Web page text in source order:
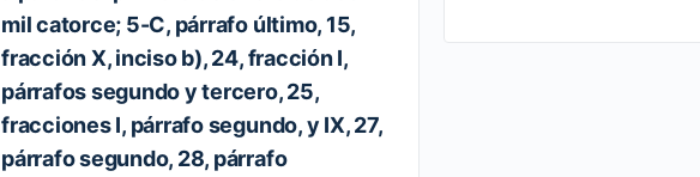
mil catorce; 5-C, párrafo último, 15,
fracción X, inciso b), 24, fracción I,
párrafos segundo y tercero, 25,
fracciones I, párrafo segundo, y IX, 27,
párrafo segundo, 28, párrafo